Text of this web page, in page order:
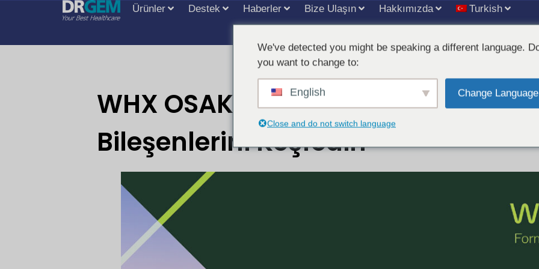
Ürünler Destek Haberler Bize Ulaşın Hakkımızda Turkish
WHX OSAKA 2026’da DRGEM’nin
Bileşenlerini Keşfedin
We've detected you might be speaking a different language.
you want to change to:
English Change Language
Close and do not switch language